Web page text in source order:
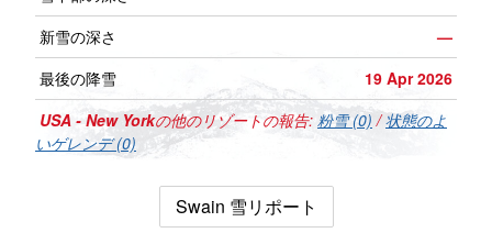
新雪の深さ
—
最後の降雪
19 Apr 2026
USA - New Yorkの他のリゾートの報告: 粉雪 (0) /状態のよ
いゲレンデ (0)
Swain 雪リポート